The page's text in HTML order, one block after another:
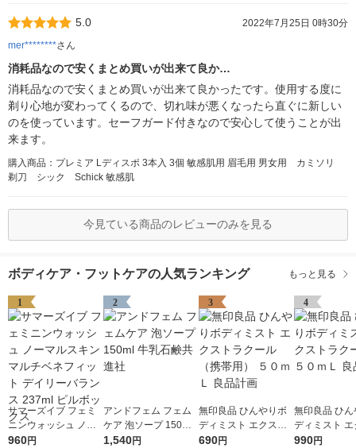
5.0
2022年7月25日 0時30分
mer********さん
消耗品なので安くまとめ買いが出来て良か…
消耗品なので安くまとめ買いが出来て良かったです。使用する度に
剃り心地が変わってくるので、切れ味が悪くなったら直ぐに新しい
のを使っています。セーフガード付きなので安心して使うことが出
来ます。
購入商品：プレミア Lディスポ 3本入 3個 敏感肌用 眉毛用 男女用 カミソリ
剃刀 シック Schick 敏感肌
今見ている商品のレビューのみを見る
ボディケア・フットケアの人気ランキング もっと見る
1
サマーズイブ フェミ
ニンウォッシュ ノー
マルスキン マルチベ
960円
2
アンドフェム フェム
ケア 泡ソープ 150ml
牛乳石鹸共進社
1,540円
3
無印良品 ひんやりボ
ディミスト エクスト
ラクール（携帯用）
690円
4
無印良品 ひん
ディミスト エ
ラクール １５
990円